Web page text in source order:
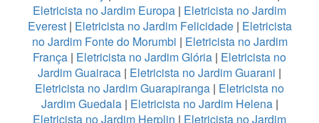
Eletricista no Jardim Europa | Eletricista no Jardim
Everest| Eletricista no Jardim Felicidade| Eletricista
no Jardim Fonte do Morumbi | Eletricista no Jardim
França | Eletricista no Jardim Glória | Eletricista no
Jardim Guairaca | Eletricista no Jardim Guarani |
Eletricista no Jardim Guarapiranga | Eletricista no
Jardim Guedala| Eletricista no Jardim Helena|
Eletricista no Jardim Herplin | Eletricista no Jardim